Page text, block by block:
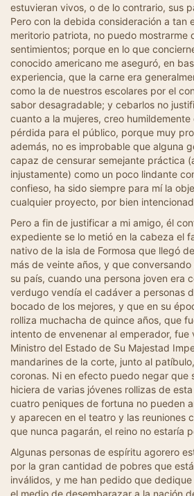
estuvieran vivos, o de lo contrario, sus
Pero con la debida consideración a tan
meritorio patriota, no puedo mostrarme
sentimientos; porque en lo que
conocido americano me aseguró, en
experiencia, que la carne era
como la de nuestros escolares por el
sabor desagradable; y cebarlos no
cuanto a la mujeres, creo
pérdida para el público, porque muy
además, no es improbable que alguna
capaz de censurar semejante práctica
injustamente) como un poco lindante
confieso, ha sido siempre para mí la
cualquier proyecto, por bien
Pero a fin de justificar a mi amigo, él
expediente se lo metió en la cabeza el
nativo de la isla de Formosa que llegó
más de veinte años, y que
su país, cuando una persona joven era
verdugo vendía el cadáver a personas
bocado de los mejores, y que en su
rolliza muchacha de quince años, que
intento de envenenar al emperador, fue
Ministro del Estado de Su Majestad
mandarines de la corte, junto al
coronas. Ni en efecto puedo negar que
hiciera de varias jóvenes rollizas de
cuatro peniques de fortuna no pueden
y aparecen en el teatro y las reuniones
que nunca pagarán, el reino no estaría
Algunas personas de espíritu agorero
por la gran cantidad de pobres que
inválidos, y me han pedido que
el medio de desembarazar a la nación